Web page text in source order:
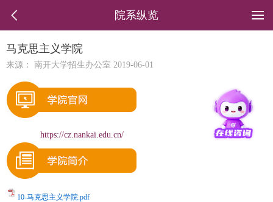
院系纵览
马克思主义学院
来源： 南开大学招生办公室 2019-06-01
https://cz.nankai.edu.cn/
10-马克思主义学院.pdf